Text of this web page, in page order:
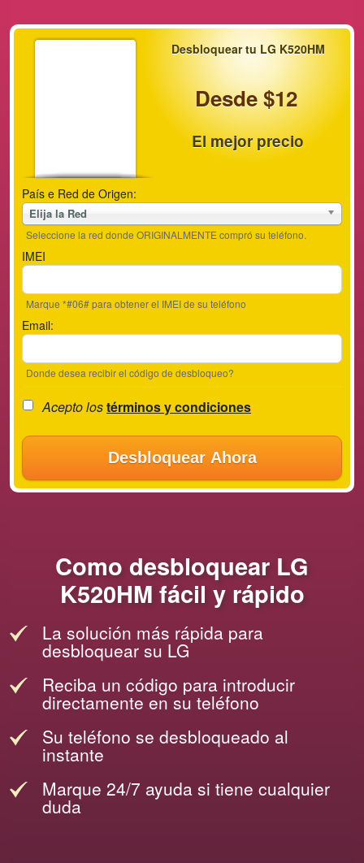
Desbloquear tu LG K520HM
Desde $12
El mejor precio
País e Red de Origen:
Elija la Red
Seleccione la red donde ORIGINALMENTE compró su teléfono.
IMEI
Marque *#06# para obtener el IMEI de su teléfono
Email:
Donde desea recibir el código de desbloqueo?
Acepto lostérminos y condiciones
Desbloquear Ahora
Como desbloquear LG
K520HM fácil y rápido
La solución más rápida para
desbloquear su LG
Reciba un código para introducir
directamente en su teléfono
Su teléfono se desbloqueado al
instante
Marque 24/7 ayuda si tiene cualquier
duda